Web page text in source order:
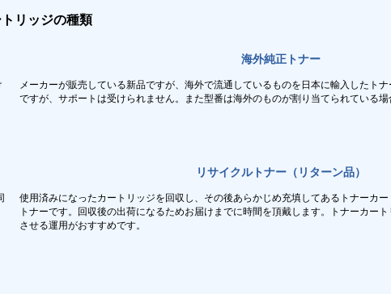
トリッジの種類
海外純正トナー
メーカーが販売している新品ですが、海外で流通しているものを日本に輸入したト
ですが、サポートは受けられません。また型番は海外のものが割り当てられている場
リサイクルトナー（リターン品）
使用済みになったカートリッジを回収し、その後あらかじめ充填してあるトナーカ
トナーです。回収後の出荷になるためお届けまでに時間を頂戴します。トナーカー
させる運用がおすすめです。